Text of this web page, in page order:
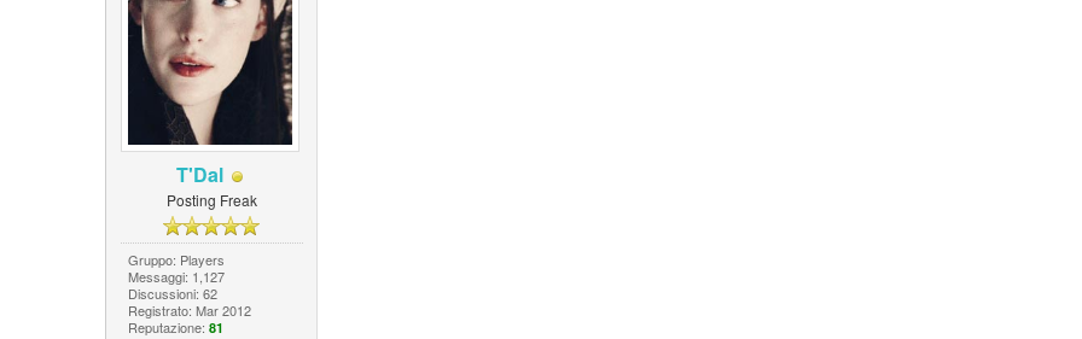
T'Dal
Posting Freak
Gruppo: Players
Messaggi: 1,127
Discussioni: 62
Registrato: Mar 2012
Reputazione: 81